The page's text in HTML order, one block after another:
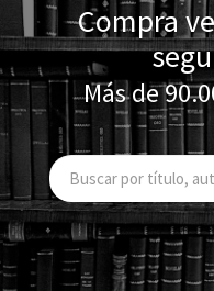
Compra
Más de